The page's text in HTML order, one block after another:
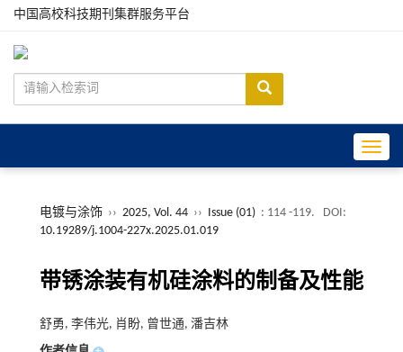
中国高校科技期刊集群服务平台
电镀与涂饰 ›› 2025, Vol. 44 ›› Issue (01) : 114 -119.
DOI:
10.19289/j.1004-227x.2025.01.019
带锈涂装有机硅涂料的制备及性能
舒勇, 李伟光, 肖盼, 曾世通, 潘吉林